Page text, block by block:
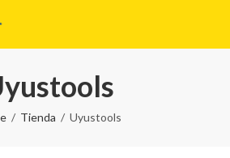
Tienda Uyustools